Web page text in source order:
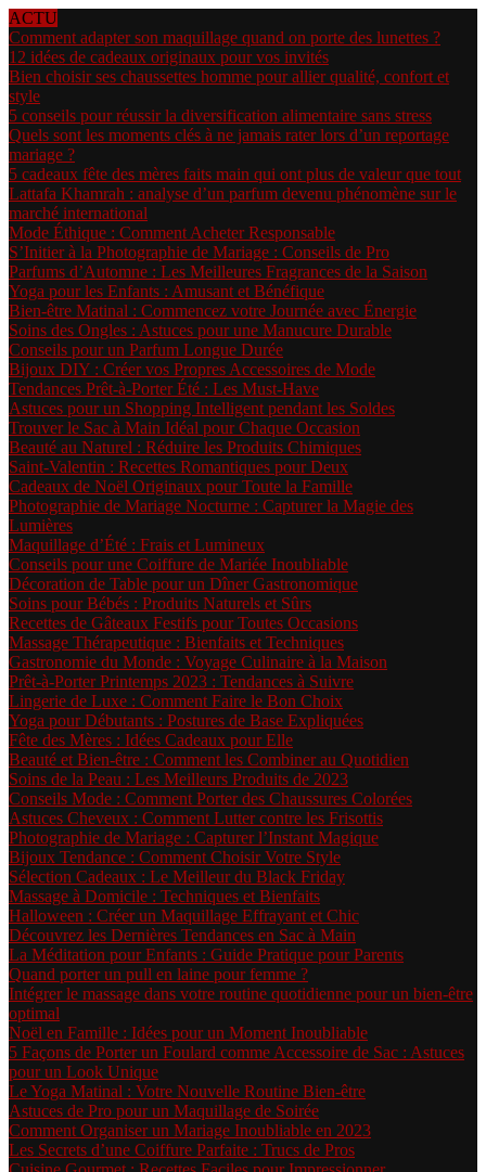
ACTU
Comment adapter son maquillage quand on porte des lunettes ?
12 idées de cadeaux originaux pour vos invités
Bien choisir ses chaussettes homme pour allier qualité, confort et
style
5 conseils pour réussir la diversification alimentaire sans stress
Quels sont les moments clés à ne jamais rater lors d’un reportage
mariage ?
5 cadeaux fête des mères faits main qui ont plus de valeur que tout
Lattafa Khamrah : analyse d’un parfum devenu phénomène sur le
marché international
Mode Éthique : Comment Acheter Responsable
S’Initier à la Photographie de Mariage : Conseils de Pro
Parfums d’Automne : Les Meilleures Fragrances de la Saison
Yoga pour les Enfants : Amusant et Bénéfique
Bien-être Matinal : Commencez votre Journée avec Énergie
Soins des Ongles : Astuces pour une Manucure Durable
Conseils pour un Parfum Longue Durée
Bijoux DIY : Créer vos Propres Accessoires de Mode
Tendances Prêt-à-Porter Été : Les Must-Have
Astuces pour un Shopping Intelligent pendant les Soldes
Trouver le Sac à Main Idéal pour Chaque Occasion
Beauté au Naturel : Réduire les Produits Chimiques
Saint-Valentin : Recettes Romantiques pour Deux
Cadeaux de Noël Originaux pour Toute la Famille
Photographie de Mariage Nocturne : Capturer la Magie des
Lumières
Maquillage d’Été : Frais et Lumineux
Conseils pour une Coiffure de Mariée Inoubliable
Décoration de Table pour un Dîner Gastronomique
Soins pour Bébés : Produits Naturels et Sûrs
Recettes de Gâteaux Festifs pour Toutes Occasions
Massage Thérapeutique : Bienfaits et Techniques
Gastronomie du Monde : Voyage Culinaire à la Maison
Prêt-à-Porter Printemps 2023 : Tendances à Suivre
Lingerie de Luxe : Comment Faire le Bon Choix
Yoga pour Débutants : Postures de Base Expliquées
Fête des Mères : Idées Cadeaux pour Elle
Beauté et Bien-être : Comment les Combiner au Quotidien
Soins de la Peau : Les Meilleurs Produits de 2023
Conseils Mode : Comment Porter des Chaussures Colorées
Astuces Cheveux : Comment Lutter contre les Frisottis
Photographie de Mariage : Capturer l’Instant Magique
Bijoux Tendance : Comment Choisir Votre Style
Sélection Cadeaux : Le Meilleur du Black Friday
Massage à Domicile : Techniques et Bienfaits
Halloween : Créer un Maquillage Effrayant et Chic
Découvrez les Dernières Tendances en Sac à Main
La Méditation pour Enfants : Guide Pratique pour Parents
Quand porter un pull en laine pour femme ?
Intégrer le massage dans votre routine quotidienne pour un bien-être
optimal
Noël en Famille : Idées pour un Moment Inoubliable
5 Façons de Porter un Foulard comme Accessoire de Sac : Astuces
pour un Look Unique
Le Yoga Matinal : Votre Nouvelle Routine Bien-être
Astuces de Pro pour un Maquillage de Soirée
Comment Organiser un Mariage Inoubliable en 2023
Les Secrets d’une Coiffure Parfaite : Trucs de Pros